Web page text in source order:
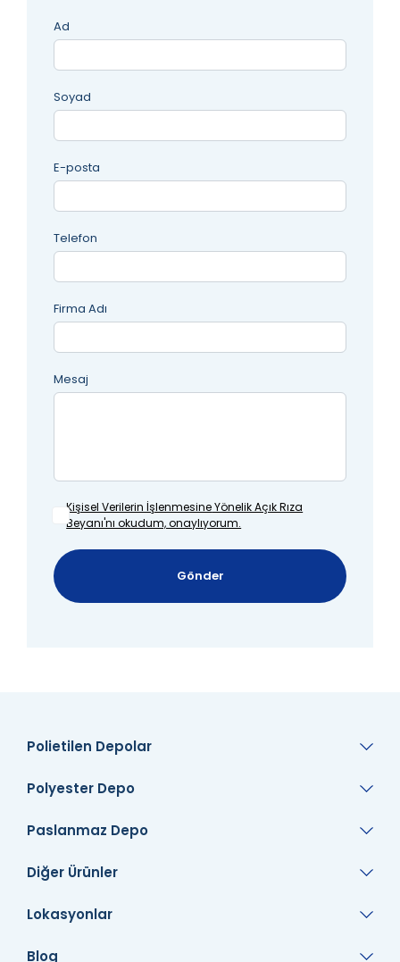
Ad
Soyad
E-posta
Telefon
Firma Adı
Mesaj
Kişisel Verilerin İşlenmesineYönelik Açık Rıza
Beyanı'nı okudum, onaylıyorum.
Gönder
Polietilen Depolar
Polyester Depo
Paslanmaz Depo
Diğer Ürünler
Lokasyonlar
Blog